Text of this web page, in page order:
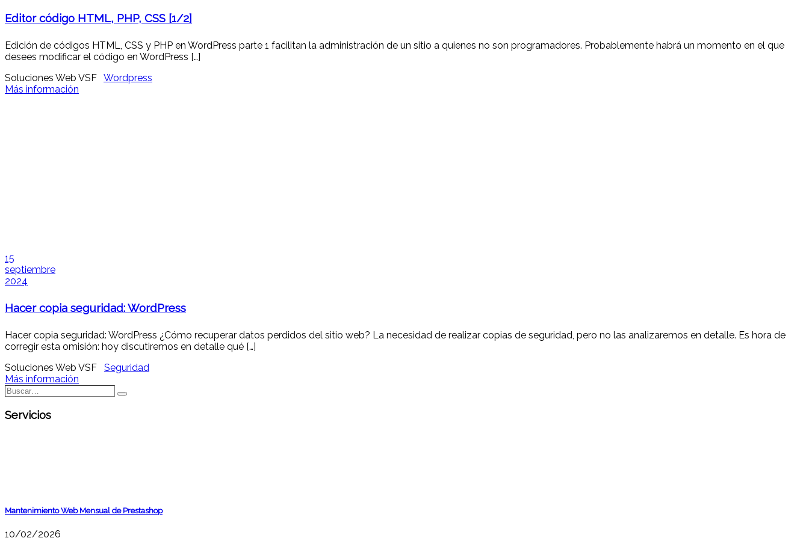
Editor código HTML, PHP, CSS [1/2]
Edición de códigos HTML, CSS y PHP en WordPress parte 1 facilitan la administración de un sitio a quienes no son programadores. Probablemente habrá un momento en el que
desees modificar el código en WordPress […]
Soluciones Web VSF Wordpress
Más información
15
septiembre
2024
Hacer copia seguridad: WordPress
Hacer copia seguridad: WordPress ¿Cómo recuperar datos perdidos del sitio web? La necesidad de realizar copias de seguridad, pero no las analizaremos en detalle. Es hora de
corregir esta omisión: hoy discutiremos en detalle qué […]
Soluciones Web VSF
Seguridad
Más información
Buscar…
Buscar
Servicios
Mantenimiento Web Mensual de Prestashop
10/02/2026